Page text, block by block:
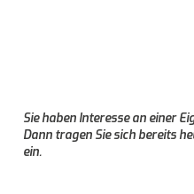
Sie haben Interesse an einer
Dann tragen Sie sich bereits
ein.